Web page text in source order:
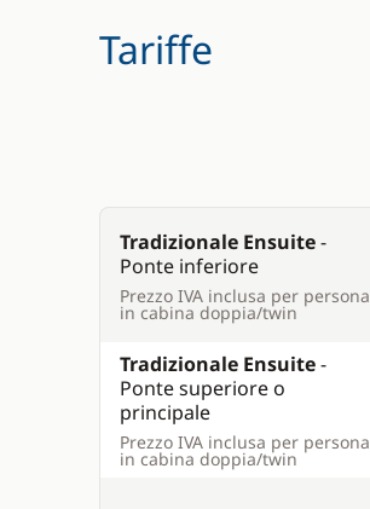
Tariffe
Tradizionale Ensuite-
Ponte inferiore
Prezzo IVA inclusa per persona
in cabina doppia/twin
Tradizionale Ensuite-
Ponte superiore o
principale
Prezzo IVA inclusa per persona
in cabina doppia/twin